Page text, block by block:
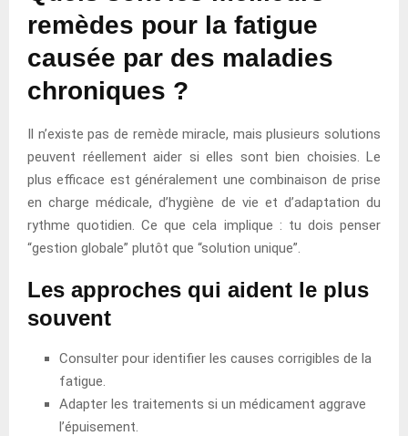
remèdes pour la fatigue
causée par des maladies
chroniques ?
Il n’existe pas de remède miracle, mais plusieurs solutions
peuvent réellement aider si elles sont bien choisies. Le
plus efficace est généralement une combinaison de prise
en charge médicale, d’hygiène de vie et d’adaptation du
rythme quotidien. Ce que cela implique : tu dois penser
“gestion globale” plutôt que “solution unique”.
Les approches qui aident le plus
souvent
Consulter pour identifier les causes corrigibles de la
fatigue.
Adapter les traitements si un médicament aggrave
l’épuisement.